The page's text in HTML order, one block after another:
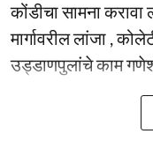
कोंडीचा सामना करावा
मार्गावरील लांजा ,
उड्डाणपुलांचे काम